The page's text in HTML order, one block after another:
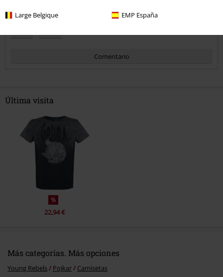
Large Belgique EMP España
Comentario
Enviar comentario
Última visita
%
22,94 €
Más categorías. Más opciones
Young Rebels Pojkar Camisetas